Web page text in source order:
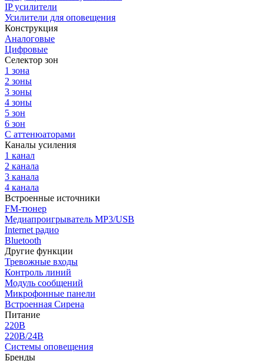
IP усилители
Усилители для оповещения
Конструкция
Аналоговые
Цифровые
Селектор зон
1 зона
2 зоны
3 зоны
4 зоны
5 зон
6 зон
С аттенюаторами
Каналы усиления
1 канал
2 канала
3 канала
4 канала
Встроенные источники
FM-тюнер
Медиапроигрыватель MP3/USB
Internet радио
Bluetooth
Другие функции
Тревожные входы
Контроль линий
Модуль сообщений
Микрофонные панели
Встроенная Сирена
Питание
220В
220В/24В
Системы оповещения
Бренды